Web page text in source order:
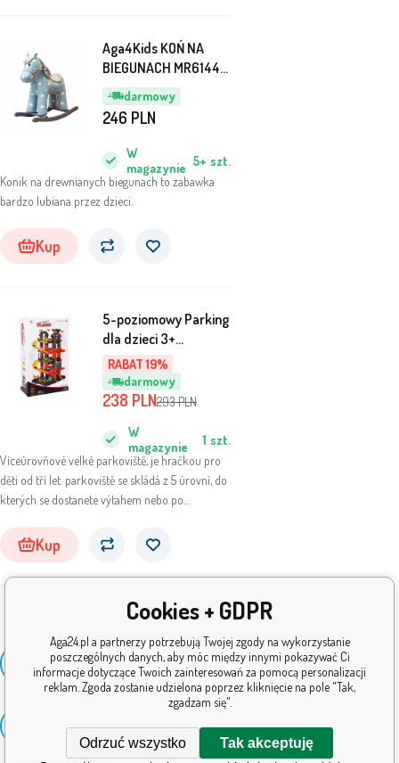
darmowy
Aga4Kids KOŃ NA
BIEGUNACH MR6144-
2
Konik na drewnianych biegunach to zabawka
bardzo lubiana przez dzieci.
W
magazynie 5+ szt.
246 PLN
Kup
RABAT 19%
darmowy
5-poziomowy Parking
dla dzieci 3+
Ruchoma winda + 10
autek resoraków +
Światła
Víceúrovňové velké parkoviště, je hračkou pro
děti od tří let. parkoviště se skládá z 5 úrovní, do
kterých se dostanete výtahem nebo po
setká s mnoha atrakcemi. Ve spodním patře se
nachází myčka aut, autoservis a čerpací stanice.
Úrovně 2,3,4 a 5 jsou parkoviště. Na samém
s blikajícími světly, který jezdí nahoru a dolů a je
napájen 3 bateriemi AA 1,5 V, které nejsou
součástí balení.
W
magazynie
1 szt.
238 PLN293PLN
Kup
Zobacz
więcej
36
... 10 11
Cookies + GDPR
Aga24.pl a partnerzy potrzebują Twojej zgody na wykorzystanie
poszczególnych danych, aby móc między innymi pokazywać Ci
informacje dotyczące Twoich zainteresowań za pomocą personalizacji
reklam. Zgoda zostanie udzielona poprzez kliknięcie na pole "Tak,
zgadzam się".
Odrzuć wszystko Tak akceptuję